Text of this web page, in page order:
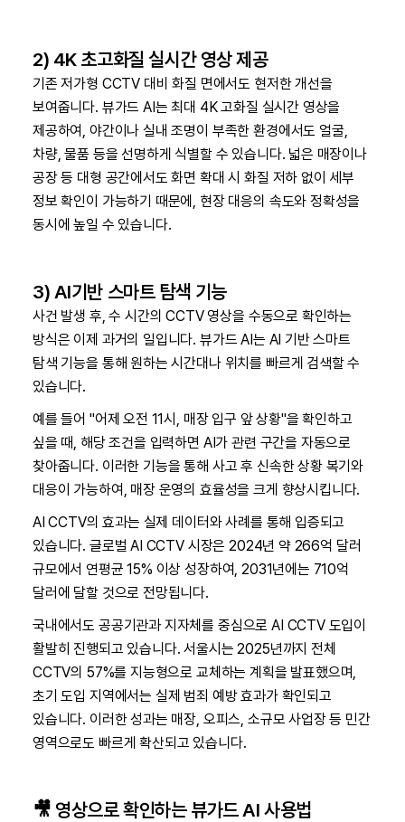
2) 4K 초고화질 실시간 영상 제공
기존 저가형 CCTV 대비 화질 면에서도 현저한 개선을
보여줍니다. 뷰가드 AI는 최대 4K 고화질 실시간 영상을
제공하여, 야간이나 실내 조명이 부족한 환경에서도 얼굴,
차량, 물품 등을 선명하게 식별할 수 있습니다. 넓은 매장이나
공장 등 대형 공간에서도 화면 확대 시 화질 저하 없이 세부
정보 확인이 가능하기 때문에, 현장 대응의 속도와 정확성을
동시에 높일 수 있습니다.
3) AI기반 스마트 탐색 기능
사건 발생 후, 수 시간의 CCTV 영상을 수동으로 확인하는
방식은 이제 과거의 일입니다. 뷰가드 AI는 AI 기반 스마트
탐색 기능을 통해 원하는 시간대나 위치를 빠르게 검색할 수
있습니다.
예를 들어 "어제 오전 11시, 매장 입구 앞 상황"을 확인하고
싶을 때, 해당 조건을 입력하면 AI가 관련 구간을 자동으로
찾아줍니다. 이러한 기능을 통해 사고 후 신속한 상황 복기와
대응이 가능하여, 매장 운영의 효율성을 크게 향상시킵니다.
AI CCTV의 효과는 실제 데이터와 사례를 통해 입증되고
있습니다. 글로벌 AI CCTV 시장은 2024년 약 266억 달러
규모에서 연평균 15% 이상 성장하여, 2031년에는 710억
달러에 달할 것으로 전망됩니다.
국내에서도 공공기관과 지자체를 중심으로 AI CCTV 도입이
활발히 진행되고 있습니다. 서울시는 2025년까지 전체
CCTV의 57%를 지능형으로 교체하는 계획을 발표했으며,
초기 도입 지역에서는 실제 범죄 예방 효과가 확인되고
있습니다. 이러한 성과는 매장, 오피스, 소규모 사업장 등 민간
영역으로도 빠르게 확산되고 있습니다.
🎥 영상으로 확인하는 뷰가드 AI 사용법